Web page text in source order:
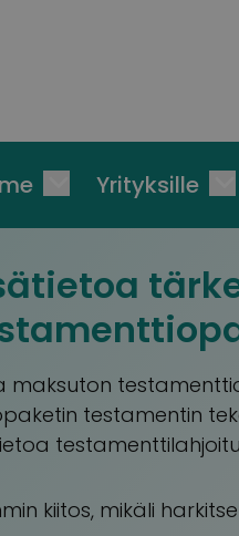
Yrityksille
maksuton
testamentin
kiitos, mikäli